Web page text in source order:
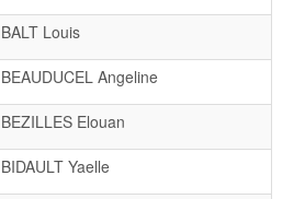
BALT Louis
BEAUDUCEL Angeline
BEZILLES Elouan
BIDAULT Yaelle